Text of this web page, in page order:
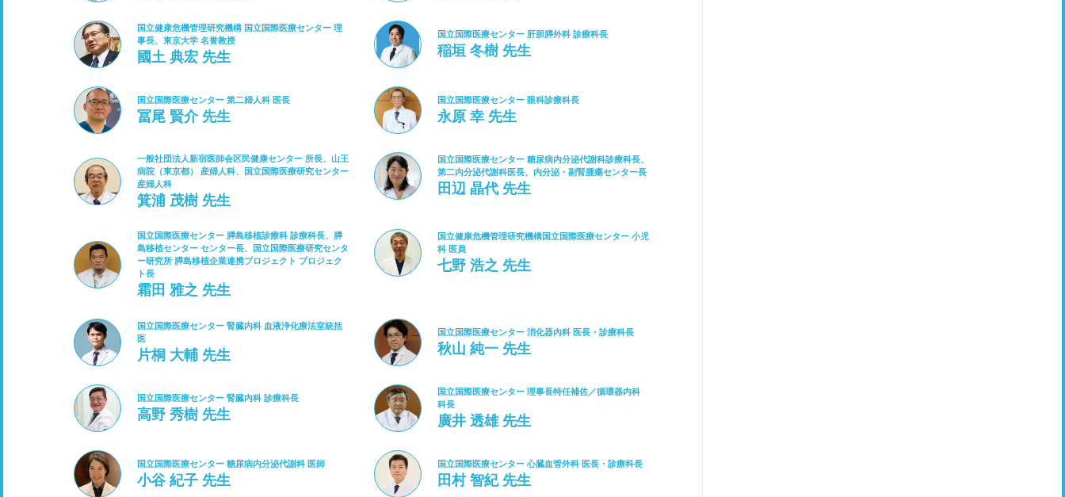
国立健康危機管理研究機構 国立国際医療センター 理
事長、東京大学 名誉教授
國土 典宏 先生
国立国際医療センター 肝胆膵外科 診療科長
稲垣 冬樹 先生
国立国際医療センター 第二婦人科 医長
冨尾 賢介 先生
国立国際医療センター 眼科診療科長
永原 幸 先生
一般社団法人新宿医師会区民健康センター 所長、山王
病院（東京都） 産婦人科、国立国際医療研究センター
産婦人科
箕浦 茂樹 先生
国立国際医療センター 糖尿病内分泌代謝科診療科長、
第二内分泌代謝科医長、内分泌・副腎腫瘍センター長
田辺 晶代 先生
国立国際医療センター 膵島移植診療科 診療科長、膵
島移植センター センター長、国立国際医療研究センタ
ー研究所 膵島移植企業連携プロジェクト プロジェク
ト長
霜田 雅之 先生
国立健康危機管理研究機構国立国際医療センター 小児
科 医員
七野 浩之 先生
国立国際医療センター 腎臓内科 血液浄化療法室統括
医
片桐 大輔 先生
国立国際医療センター 消化器内科 医長・診療科長
秋山 純一 先生
国立国際医療センター 腎臓内科 診療科長
高野 秀樹 先生
国立国際医療センター 理事長特任補佐／循環器内科
科長
廣井 透雄 先生
国立国際医療センター 糖尿病内分泌代謝科 医師
小谷 紀子 先生
国立国際医療センター 心臓血管外科 医長・診療科長
田村 智紀 先生